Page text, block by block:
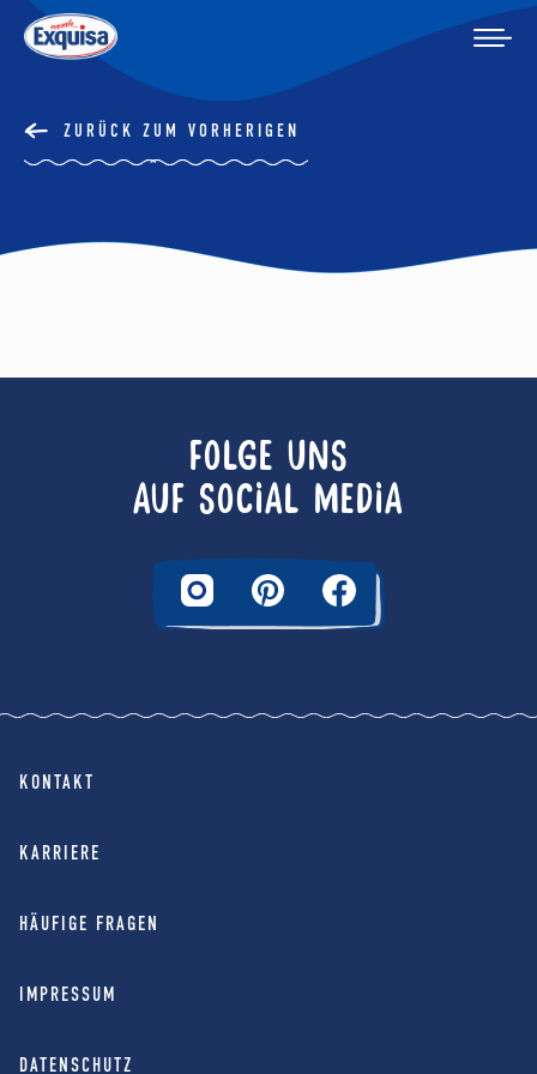
ZURÜCK ZUM VORHERIGEN
FOLGE UNS
AUF SOCIAL MEDIA
KONTAKT
KARRIERE
HÄUFIGE FRAGEN
IMPRESSUM
DATENSCHUTZ